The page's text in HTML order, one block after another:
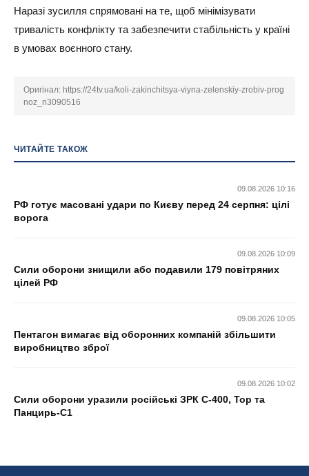
Наразі зусилля спрямовані на те, щоб мінімізувати
тривалість конфлікту та забезпечити стабільність у країні
в умовах воєнного стану.
Оригінал: https://24tv.ua/koli-zakinchitsya-viyna-zelenskiy-zrobiv-prog
noz_n3090516
ЧИТАЙТЕ ТАКОЖ
09.08.2026 10:16
РФ готує масовані удари по Києву перед 24 серпня: цілі
ворога
09.08.2026 10:09
Сили оборони знищили або подавили 179 повітряних
цілей РФ
09.08.2026 10:05
Пентагон вимагає від оборонних компаній збільшити
виробництво зброї
09.08.2026 10:02
Сили оборони уразили російські ЗРК С-400, Тор та
Панцирь-С1